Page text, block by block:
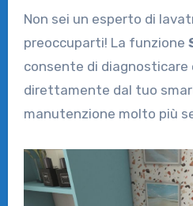
Non sei un esperto di
preoccuparti! La funzione
consente di diagnosticare
direttamente dal tuo
manutenzione molto più